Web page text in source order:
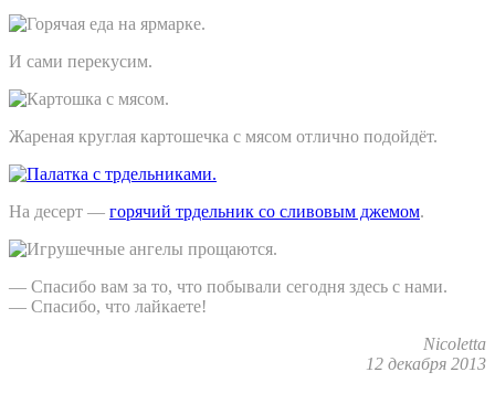
И сами перекусим.
Жареная круглая картошечка с мясом отлично подойдёт.
На десерт — горячий трдельник со сливовым джемом.
— Спасибо вам за то, что побывали сегодня здесь с нами.
— Спасибо, что лайкаете!
Nicoletta
12 декабря 2013